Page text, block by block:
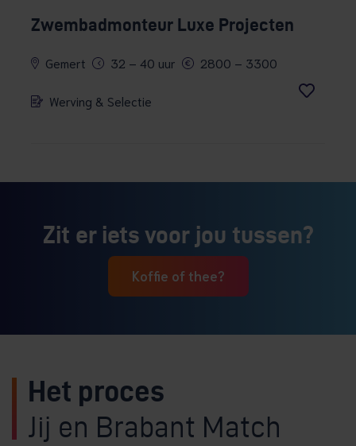
Zwembadmonteur Luxe Projecten
Gemert 32 – 40 uur 2800 – 3300
Werving & Selectie
Zit er iets voor jou tussen?
Koffie of thee?
Het proces
Jij en Brabant Match